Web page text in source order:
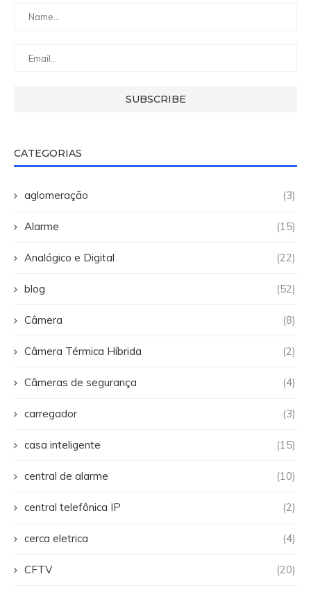
CATEGORIAS
aglomeração (3)
Alarme (15)
Analógico e Digital (22)
blog (52)
Câmera (8)
Câmera Térmica Híbrida (2)
Câmeras de segurança (4)
carregador (3)
casa inteligente (15)
central de alarme (10)
central telefônica IP (2)
cerca eletrica (4)
CFTV (20)